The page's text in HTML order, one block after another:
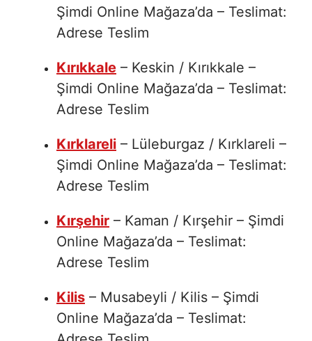
Şimdi Online Mağaza’da – Teslimat:
Adrese Teslim
Kırıkkale – Keskin / Kırıkkale –
Şimdi Online Mağaza’da – Teslimat:
Adrese Teslim
Kırklareli – Lüleburgaz / Kırklareli –
Şimdi Online Mağaza’da – Teslimat:
Adrese Teslim
Kırşehir – Kaman / Kırşehir – Şimdi
Online Mağaza’da – Teslimat:
Adrese Teslim
Kilis – Musabeyli / Kilis – Şimdi
Online Mağaza’da – Teslimat: